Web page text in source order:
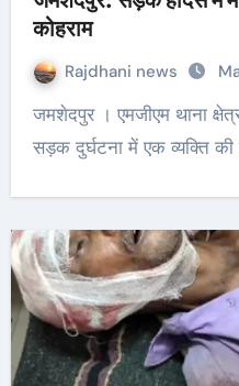
कोहराम
Rajdhani news
जमशेदपुर । एमजीएम थाना क्षेत्र के श्रीगुट्टू में शनिवार को हुई
सड़क दुर्घटना में एक व्यक्ति की